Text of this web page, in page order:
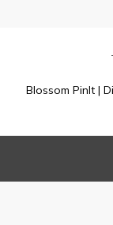
Blossom PinIt |